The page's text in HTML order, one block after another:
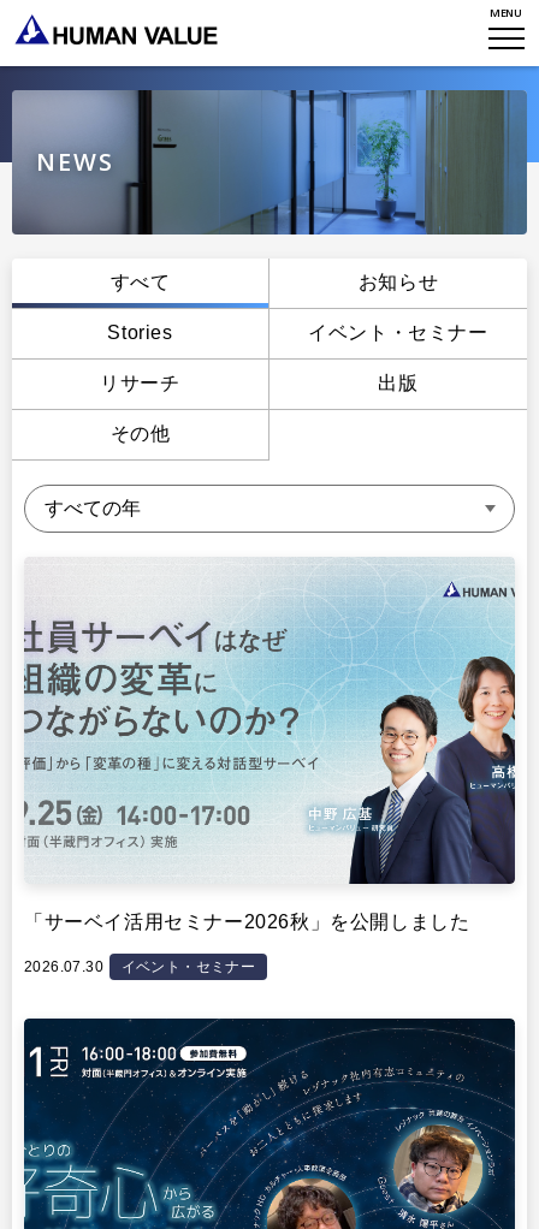
MENU
WHO WE ARE
会社概要
HVからのメッセージ
ミッション・バリュー
プライバシーポリシー
WHAT WE DO
組織変革
リーダーシップ
PMI
出版
プラクティショナー養成
リサーチ
STORIES
イベント・セミナー
出版
その他
CONTACT
NEWS
すべて お知らせ
Stories イベント・セミナー
リサーチ 出版
その他
「サーベイ活用セミナー2026秋」を公開しました
2026.07.30 イベント・セミナー